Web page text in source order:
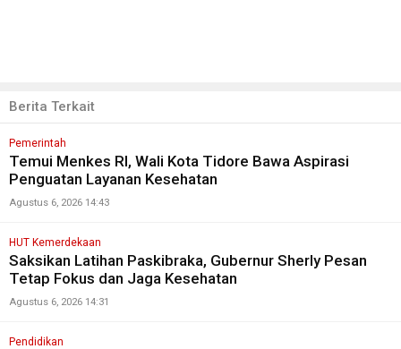
Berita Terkait
Pemerintah
Temui Menkes RI, Wali Kota Tidore Bawa Aspirasi
Penguatan Layanan Kesehatan
Agustus 6, 2026 14:43
HUT Kemerdekaan
Saksikan Latihan Paskibraka, Gubernur Sherly Pesan
Tetap Fokus dan Jaga Kesehatan
Agustus 6, 2026 14:31
Pendidikan